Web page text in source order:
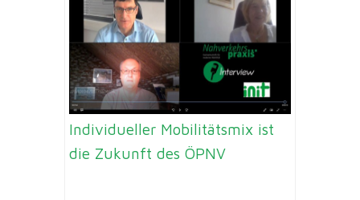
Individueller Mobilitätsmix ist
die Zukunft des ÖPNV